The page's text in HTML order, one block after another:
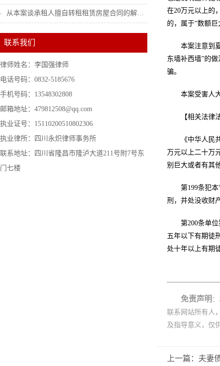
从本案谈承租人擅自转租租赁房屋合同的解除...
联系我们
律师姓名：李国强律师
电话号码：0832-5185676
手机号码：13548302808
邮箱地址：479812508@qq.com
执业证号：15110200510802306
执业律所：四川永炽律师事务所
联系地址：四川省隆昌市隆泸大道211号附7号东
门七楼
在20万元以上的
的，属于“数额
本案注意到
东墙补西墙”的
骗。
本案受害人
【相关法律
《中华人民
万元以上二十万
别巨大或者有其
第199条犯
刑，并处没收财
第200条单
五年以下有期徒
处十年以上有期
免责声明
联系网站所有人
及指导意义，仅
上一篇：夫妻